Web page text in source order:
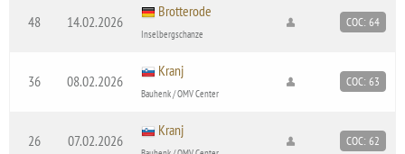
48 14.02.2026
Brotterode
Inselbergschanze
COC: 64
36 08.02.2026
Kranj
Bauhenk / OMV Center
COC: 63
26 07.02.2026
Kranj
COC: 62